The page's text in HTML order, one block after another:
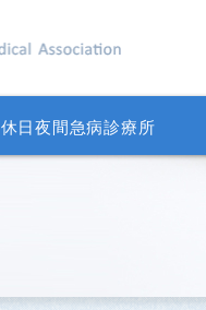
休日夜間急病診療所